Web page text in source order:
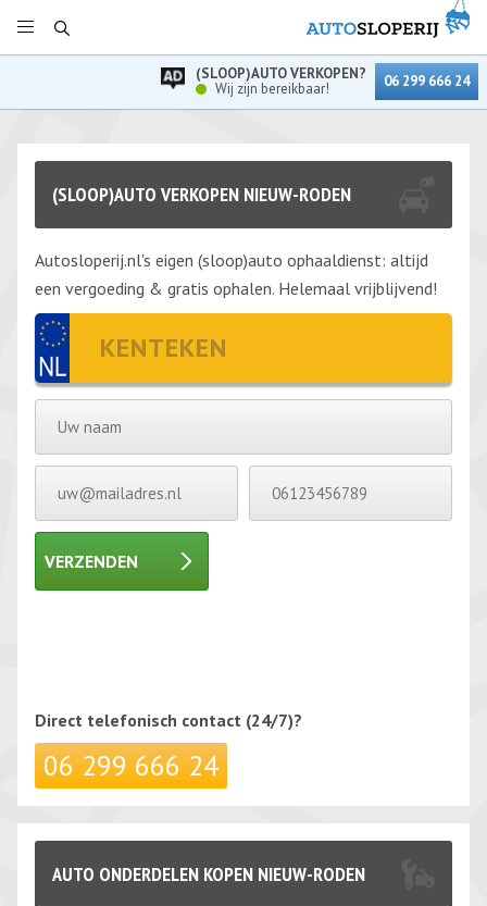
(SLOOP)AUTO VERKOPEN?
Wij zijn bereikbaar!
06 299 666 24
(SLOOP)AUTO VERKOPEN NIEUW-RODEN
Autosloperij.nl's eigen (sloop)auto ophaaldienst: altijd
een vergoeding & gratis ophalen. Helemaal vrijblijvend!
VERZENDEN
Direct telefonisch contact (24/7)?
06 299 666 24
AUTO ONDERDELEN KOPEN NIEUW-RODEN